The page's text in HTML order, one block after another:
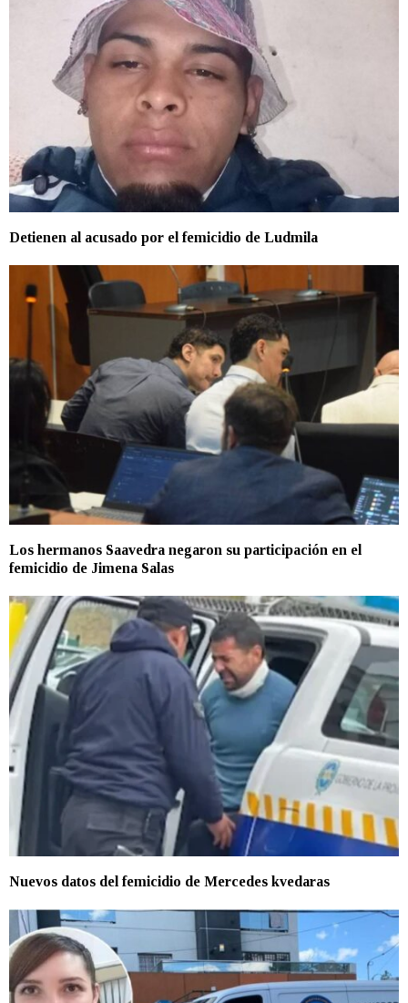
Detienen al acusado por el femicidio de Ludmila
Los hermanos Saavedra negaron su participación en el
femicidio de Jimena Salas
Nuevos datos del femicidio de Mercedes kvedaras